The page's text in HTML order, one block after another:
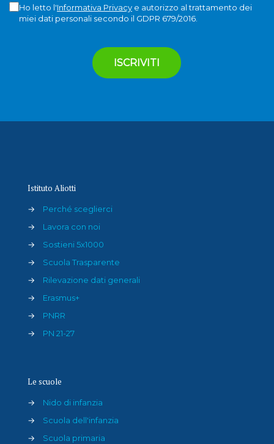
Ho letto l'Informativa Privacye autorizzo al trattamento dei
miei dati personali secondo il GDPR 679/2016.
Istituto Aliotti
→
Perché sceglierci
→
Lavora con noi
→
Sostieni 5x1000
→
Scuola Trasparente
→
Rilevazione dati generali
→
Erasmus+
→
PNRR
→
PN 21-27
Le scuole
→
Nido di infanzia
→
Scuola dell'infanzia
→
Scuola primaria